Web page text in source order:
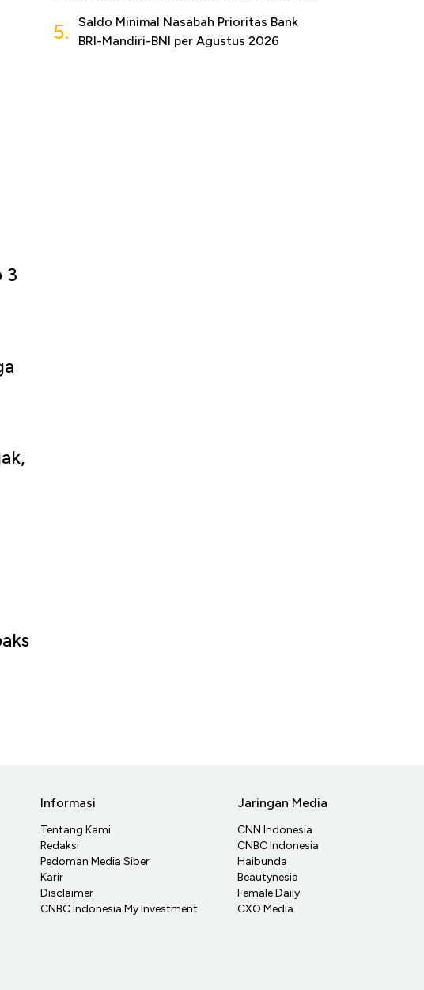
3
5.
Saldo Minimal Nasabah Prioritas Bank
BRI-Mandiri-BNI per Agustus 2026
Informasi
Tentang Kami
Redaksi
Pedoman Media Siber
Karir
Disclaimer
CNBC Indonesia My Investment
Jaringan Media
CNN Indonesia
CNBC Indonesia
Haibunda
Beautynesia
Female Daily
CXO Media